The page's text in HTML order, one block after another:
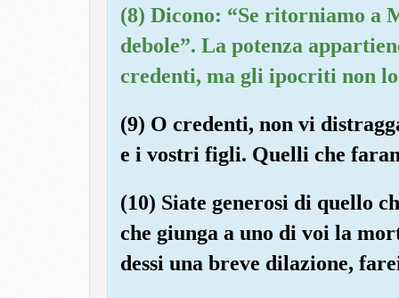
(8) Dicono: “Se ritorniamo a
debole”. La potenza
credenti, ma gli ipocriti non lo
(9) O credenti, non vi
e i vostri figli. Quelli che
(10) Siate generosi di quello
che giunga a uno di voi la
dessi una breve dilazione,